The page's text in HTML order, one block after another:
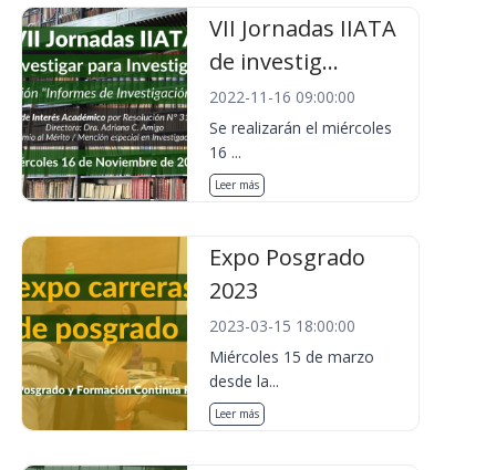
VII Jornadas IIATA
de investig...
2022-11-16 09:00:00
Se realizarán el miércoles
16 ...
Leer más
Expo Posgrado
2023
2023-03-15 18:00:00
Miércoles 15 de marzo
desde la...
Leer más